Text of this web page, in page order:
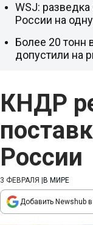
КНДР
России
3 ФЕВРАЛЯ В МИРЕ
Добавить Newshub
WSJ:
России на
Более 20 тонн
допустили на